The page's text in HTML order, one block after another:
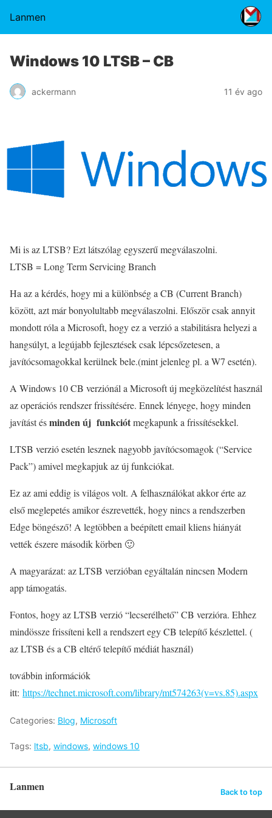
Lanmen
Windows 10 LTSB – CB
ackermann 11 év ago
Mi is az LTSB? Ezt látszólag egyszerű megválaszolni.
LTSB = Long Term Servicing Branch
Ha az a kérdés, hogy mi a különbség a CB (Current Branch)
között, azt már bonyolultabb megválaszolni. Először csak annyit
mondott róla a Microsoft, hogy ez a verzió a stabilitásra helyezi a
hangsúlyt, a legújabb fejlesztések csak lépcsőzetesen, a
javítócsomagokkal kerülnek bele.(mint jelenleg pl. a W7 esetén).
A Windows 10 CB verziónál a Microsoft új megközelítést használ
az operációs rendszer frissítésére. Ennek lényege, hogy minden
javítást ésminden új funkciótmegkapunk a frissítésekkel.
LTSB verzió esetén lesznek nagyobb javítócsomagok (“Service
Pack”) amivel megkapjuk az új funkciókat.
Ez az ami eddig is világos volt. A felhasználókat akkor érte az
első meglepetés amikor észrevették, hogy nincs a rendszerben
Edge böngésző! A legtöbben a beépített email kliens hiányát
vették észere második körben 🙂
A magyarázat: az LTSB verzióban egyáltalán nincsen Modern
app támogatás.
Fontos, hogy az LTSB verzió “lecserélhető” CB verzióra. Ehhez
mindössze frissíteni kell a rendszert egy CB telepítő készlettel. (
az LTSB és a CB eltérő telepítő médiát használ)
továbbin információk
itt: https://technet.microsoft.com/library/mt574263(v=vs.85).aspx
Categories: Blog, Microsoft
Tags: ltsb, windows, windows 10
Lanmen Back to top